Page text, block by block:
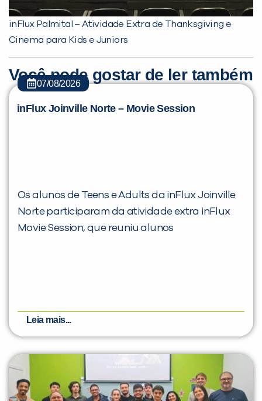
inFlux Palmital – Atividade Extra de Thanksgiving e
Cinema para Kids e Juniors
Você pode gostar de ler também
07/08/2026
inFlux Joinville Norte – Movie Session
Os alunos de Teens e Adults da inFlux Joinville
Norte participaram da atividade extra inFlux
Movie Session, que reuniu alunos
Leia mais...